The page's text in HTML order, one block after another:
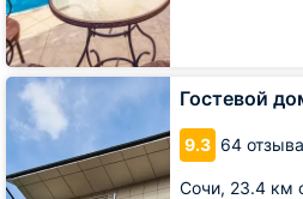
Гостевой
9.3 64
Сочи, 23.4 км
Гостевой
дом
Аркадия